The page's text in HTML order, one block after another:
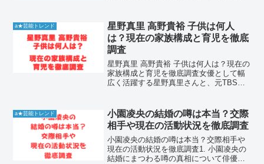
の視聴者を魅了しています。彼女の美し
さや雰囲気から、しば...
a★芸能トレンド
星野真里 高野貴裕 子供は何人
は？現在の家族構成と育児を徹底
調査
星野真里 高野貴裕 子供は何人は？現在の
家族構成と育児を徹底調査女優として幅
広く活躍する星野真里さんと、元TBSア
す。結論からお伝えすると、二人の間に
は娘が2人誕生して...
a★芸能トレンド
小園凌央の結婚の噂は本当？交際
相手や現在の活動状況を徹底調査
小園凌央の結婚の噂は本当？交際相手や
現在の活動状況を徹底調査1. 小園凌央の
結婚にまつわる噂の真相について俳優と